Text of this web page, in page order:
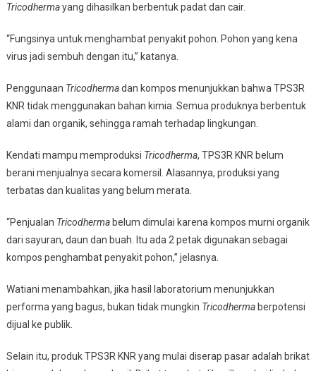
Tricodhermayang dihasilkan berbentuk padat dan cair.
“Fungsinya untuk menghambat penyakit pohon. Pohon yang kena
virus jadi sembuh dengan itu,” katanya.
Penggunaan Tricodhermadan kompos menunjukkan bahwa TPS3R
KNR tidak menggunakan bahan kimia. Semua produknya berbentuk
alami dan organik, sehingga ramah terhadap lingkungan.
Kendati mampu memproduksi Tricodherma, TPS3R KNR belum
berani menjualnya secara komersil. Alasannya, produksi yang
terbatas dan kualitas yang belum merata.
“Penjualan Tricodhermabelum dimulai karena kompos murni organik
dari sayuran, daun dan buah. Itu ada 2 petak digunakan sebagai
kompos penghambat penyakit pohon,” jelasnya.
Watiani menambahkan, jika hasil laboratorium menunjukkan
performa yang bagus, bukan tidak mungkin Tricodhermaberpotensi
dijual ke publik.
Selain itu, produk TPS3R KNR yang mulai diserap pasar adalah brikat